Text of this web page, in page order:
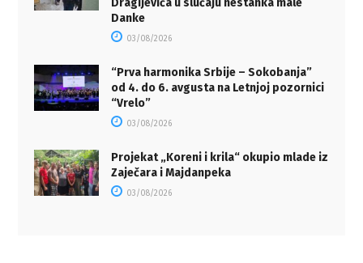
Danke
03/08/2026
“Prva harmonika Srbije – Sokobanja”
od 4. do 6. avgusta na Letnjoj pozornici
“Vrelo”
03/08/2026
Projekat „Koreni i krila“ okupio mlade iz
Zaječara i Majdanpeka
03/08/2026